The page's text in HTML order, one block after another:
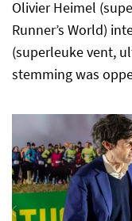
Olivier Heimel
Runner’s World)
(superleuke vent,
stemming was